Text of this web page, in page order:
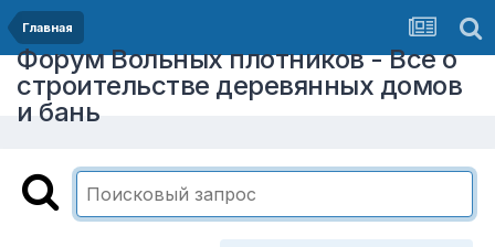
Главная
Форум Вольных плотников - Все о
строительстве деревянных домов
и бань